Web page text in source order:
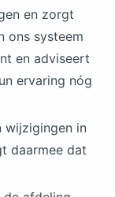
en zorgt
ons systeem
en adviseert
ervaring nóg
wijzigingen in
daarmee dat